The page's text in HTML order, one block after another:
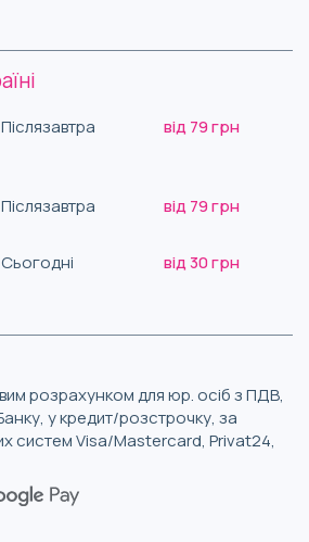
Післязавтра від 79 грн
Післязавтра від 79 грн
Сьогодні від 30 грн
розрахунком для юр. осіб з ПДВ,
у кредит/розстрочку, за
систем Visa/Mastercard, Privat24,